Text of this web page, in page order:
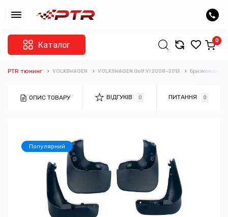
Каталог 0
PTR тюнинг VOLKSWAGEN VOLKSWAGEN Golf VI 2008–2013 Бризковики
ОПИС ТОВАРУ ВІДГУКІВ 0 ПИТАННЯ 0
Популярний